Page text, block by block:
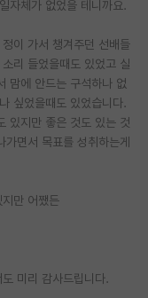
자체가 없었을 테니까요.
이 가서 챙겨주던 선배들
리 들었을때도 있었고 실
맘에 안드는 구석하나 없
싶었을때도 있었습니다.
있지만 좋은 것도 있는 것
면서 목표를 성취하는게
만 어쨌든
미리 감사드립니다.